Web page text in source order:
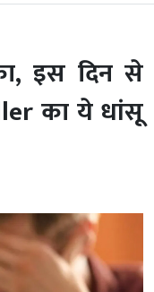
इस दिन से
का ये धांसू